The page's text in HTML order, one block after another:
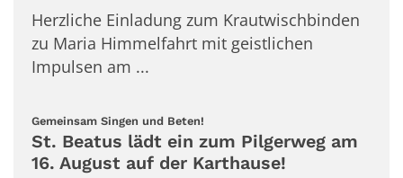
Herzliche Einladung zum Krautwischbinden
zu Maria Himmelfahrt mit geistlichen
Impulsen am ...
Gemeinsam Singen und Beten!
St. Beatus lädt ein zum Pilgerweg am
16. August auf der Karthause!